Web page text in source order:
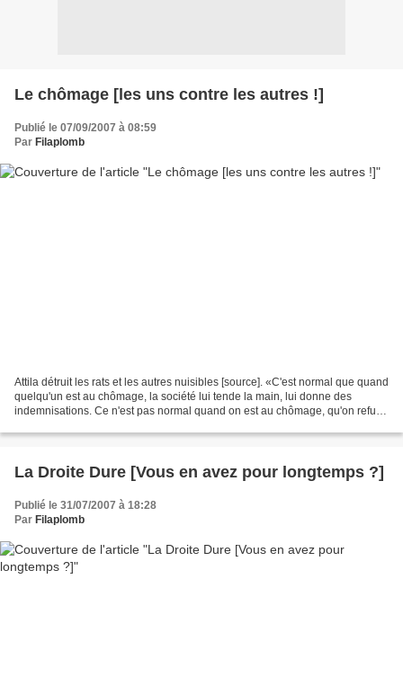
Le chômage [les uns contre les autres !]
Publié le 07/09/2007 à 08:59
Par Filaplomb
Attila détruit les rats et les autres nuisibles [source]. «C'est normal que quand
quelqu'un est au chômage, la société lui tende la main, lui donne des
indemnisations. Ce n'est pas normal quand on est au chômage, qu'on refuse
La Droite Dure [Vous en avez pour longtemps ?]
Publié le 31/07/2007 à 18:28
Par Filaplomb